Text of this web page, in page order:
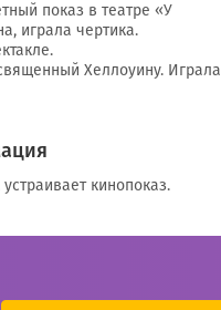
показ в театре «У
играла чертика.
Хеллоуину. Играла
кинопоказ.